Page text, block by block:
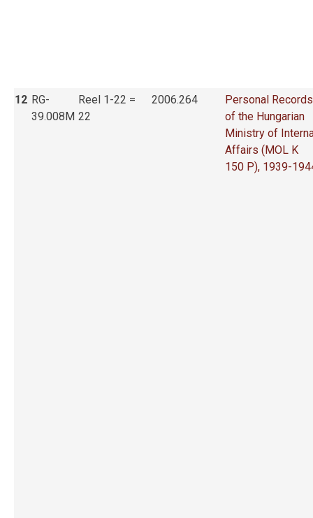
12 RG-
39.008M
Reel 1-22 =
22
2006.264
Personal Records
of the Hungarian
Ministry of
Affairs (MOL K
150 P), 1939-